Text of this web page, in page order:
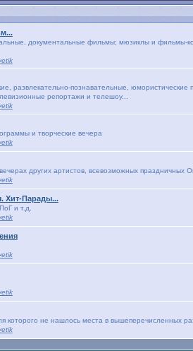
документальные фильмы; мюзиклы и фильмы-
развлекательно-познавательные,
репортажи и телешоу...
и творческие вечера
других артистов, всевозможных праздничных
Хит-Парады...
и т.д.
которого не нашлось места в вышеперечисленных